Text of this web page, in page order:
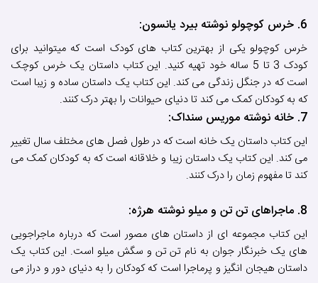
6. خرس کوچولو نوشته بیرد یانسون:
خرس کوچولو یکی از بهترین کتاب های کودک است که میتوانید برای
کودک 3 تا 5 ساله خود تهیه کنید. این کتاب داستان یک خرس کوچک
است که در جنگل زندگی می کند. این کتاب یک داستان ساده و زیبا است
که به کودکان کمک می کند تا دنیای حیوانات را بهتر درک کنند.
7. خانه نوشته موریس سنداک:
این کتاب داستان یک خانه است که در طول فصل های مختلف سال تغییر
می کند. این کتاب یک داستان زیبا و خلاقانه است که به کودکان کمک می
کند تا مفهوم زمان را درک کنند.
8. ماجراهای تن تن و میلو نوشته هرژه:
این کتاب مجموعه ای از داستان های مصور است که درباره ماجراجویی
های یک خبرنگار جوان به نام تن تن و سگش میلو است. این کتاب یک
داستان هیجان انگیز و پرماجرا است که کودکان را به دنیای دور و دراز می